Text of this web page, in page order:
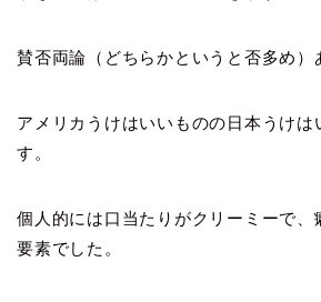
賛否両論（どちらかというと否多め）
アメリカうけはいいものの日本うけは
す。
個人的には口当たりがクリーミーで、
要素でした 。